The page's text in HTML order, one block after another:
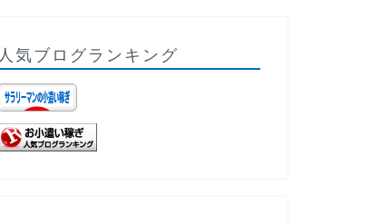
人気ブログランキング